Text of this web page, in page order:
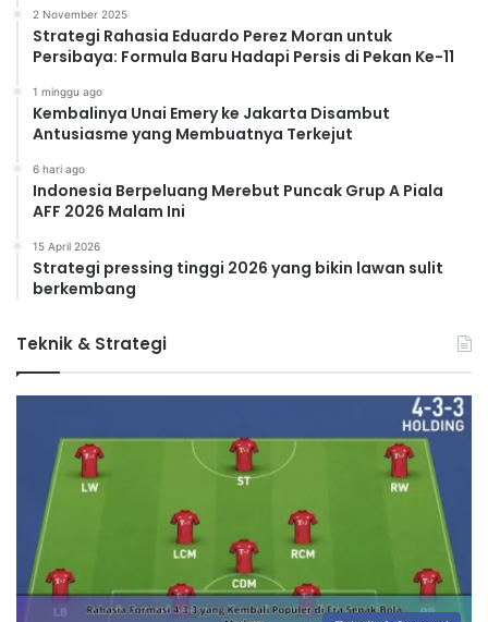
2 November 2025
Strategi Rahasia Eduardo Perez Moran untuk
Persibaya: Formula Baru Hadapi Persis di Pekan Ke-11
1 minggu ago
Kembalinya Unai Emery ke Jakarta Disambut
Antusiasme yang Membuatnya Terkejut
6 hari ago
Indonesia Berpeluang Merebut Puncak Grup A Piala
AFF 2026 Malam Ini
15 April 2026
Strategi pressing tinggi 2026 yang bikin lawan sulit
berkembang
Teknik & Strategi